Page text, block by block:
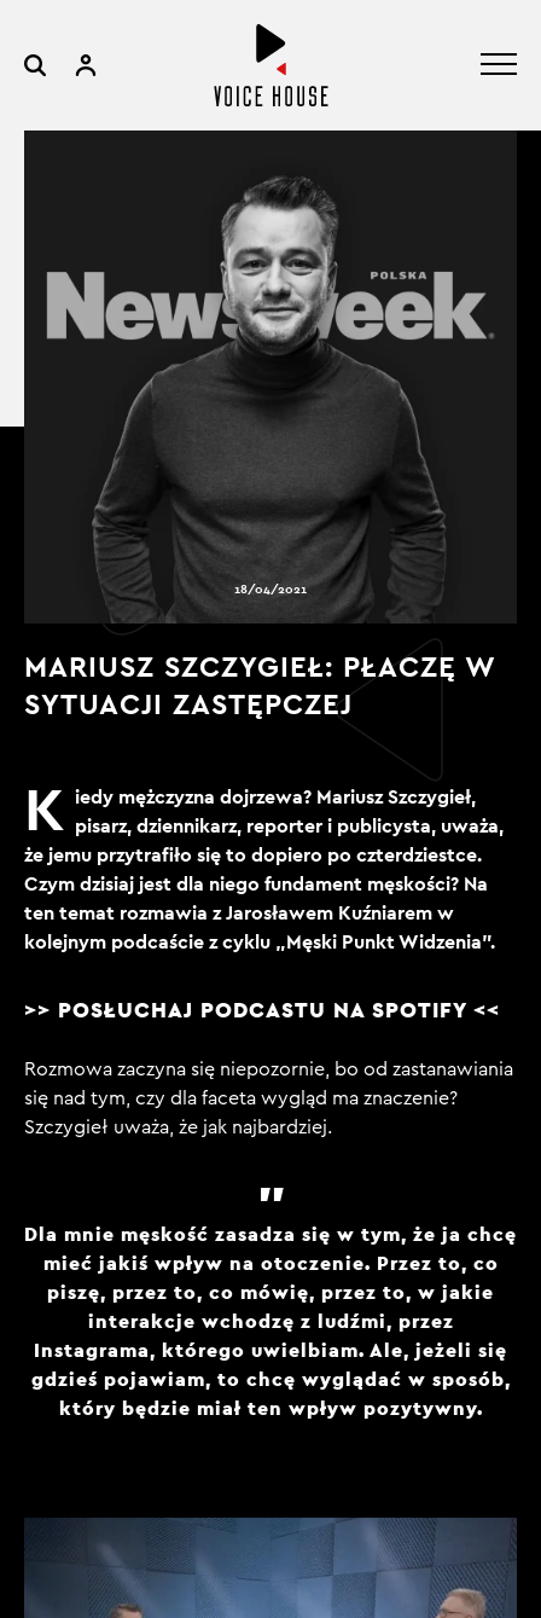
18/04/2021
MARIUSZ SZCZYGIEŁ: PŁACZĘ W
SYTUACJI ZASTĘPCZEJ
K iedy mężczyzna dojrzewa? Mariusz Szczygieł,
pisarz, dziennikarz, reporter i publicysta, uważa,
że jemu przytrafiło się to dopiero po czterdziestce.
Czym dzisiaj jest dla niego fundament męskości? Na
ten temat rozmawia z Jarosławem Kuźniarem w
kolejnym podcaście z cyklu „Męski Punkt Widzenia”.
>> POSŁUCHAJ PODCASTU NA SPOTIFY <<
Rozmowa zaczyna się niepozornie, bo od zastanawiania
się nad tym, czy dla faceta wygląd ma znaczenie?
Szczygieł uważa, że jak najbardziej.
Dla mnie męskość zasadza się w tym, że ja chcę
mieć jakiś wpływ na otoczenie. Przez to, co
piszę, przez to, co mówię, przez to, w jakie
interakcje wchodzę z ludźmi, przez
Instagrama, którego uwielbiam. Ale, jeżeli się
gdzieś pojawiam, to chcę wyglądać w sposób,
który będzie miał ten wpływ pozytywny.